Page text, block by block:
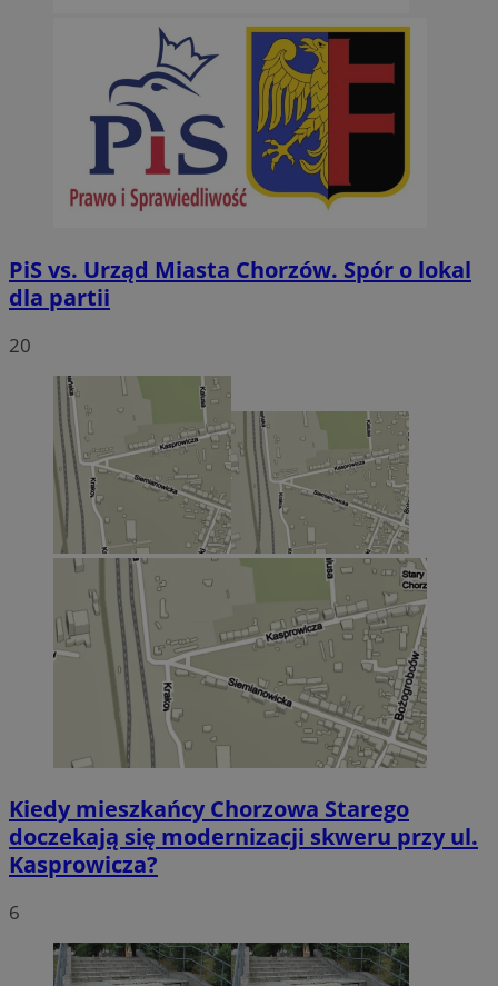
PiS vs. Urząd Miasta Chorzów. Spór o lokal
dla partii
20
Kiedy mieszkańcy Chorzowa Starego
doczekają się modernizacji skweru przy ul.
Kasprowicza?
6